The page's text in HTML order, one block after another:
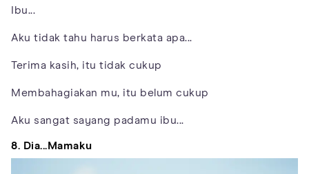
Ibu...
Aku tidak tahu harus berkata apa...
Terima kasih, itu tidak cukup
Membahagiakan mu, itu belum cukup
Aku sangat sayang padamu ibu...
8. Dia...Mamaku